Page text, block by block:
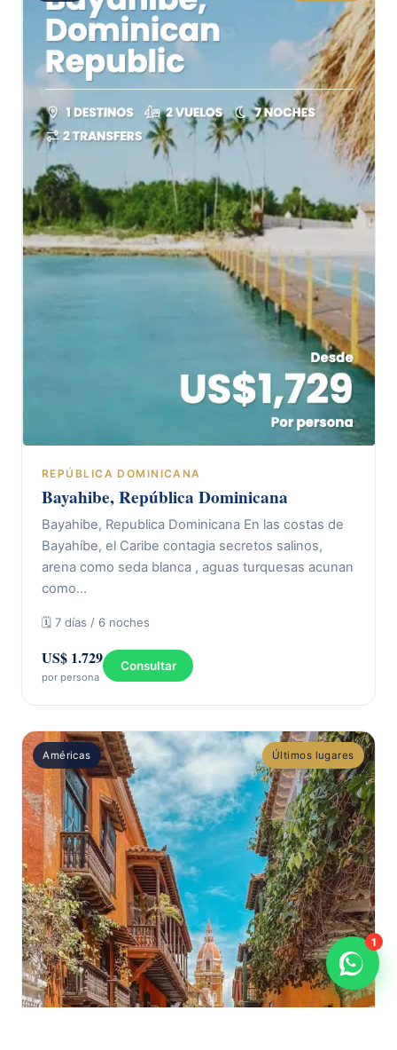
REPÚBLICA DOMINICANA
Bayahibe, República Dominicana
Bayahibe, Republica Dominicana En las costas de
Bayahíbe, el Caribe contagia secretos salinos,
arena como seda blanca , aguas turquesas acunan
como…
🗓 7 días / 6 noches
US$ 1.729
por persona
Consultar
Américas Últimos lugares
1